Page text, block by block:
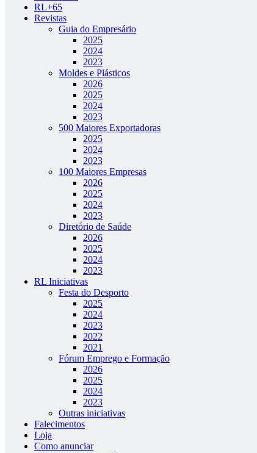
RL+65
Revistas
Guia do Empresário
2025
2024
2023
Moldes e Plásticos
2026
2025
2024
2023
500 Maiores Exportadoras
2025
2024
2023
100 Maiores Empresas
2026
2025
2024
2023
Diretório de Saúde
2026
2025
2024
2023
RL Iniciativas
Festa do Desporto
2025
2024
2023
2022
2021
Fórum Emprego e Formação
2026
2025
2024
2023
Outras iniciativas
Falecimentos
Loja
Como anunciar